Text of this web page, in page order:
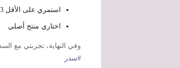
استمري على الأقل 3-4 أسابيع
اختاري منتج أصلي
وفي النهاية، تجربتي مع
#سدر